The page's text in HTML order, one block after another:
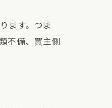
ます。つま
不備、買主側